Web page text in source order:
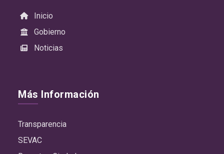
Inicio
Gobierno
Noticias
Más Información
Transparencia
SEVAC